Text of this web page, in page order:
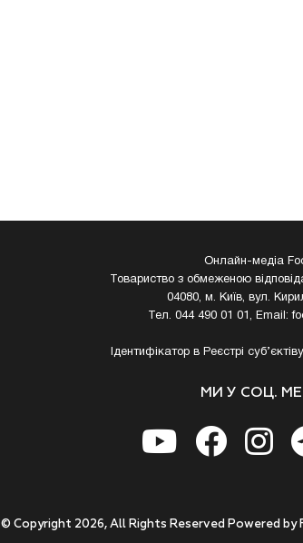
Онлайн-медіа
Товариство з обмеженою
04080, м. Київ, вул.
Тел. 044 490 01 01, Email:
Ідентифікатор в Реєстрі
МИ У СОЦ.
© Copyright 2026, All Rights Reserved Powered by